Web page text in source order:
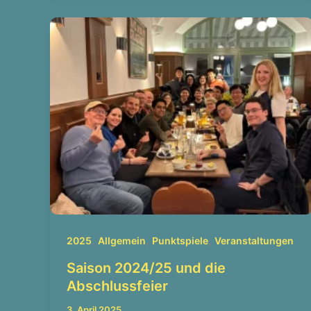
2025, Allgemein, Punktspiele, Veranstaltungen
Saison 2024/25 und die
Abschlussfeier